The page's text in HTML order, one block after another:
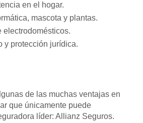
en el hogar.
mascota y plantas.
electrodomésticos.
y protección jurídica.
de las muchas ventajas en
que únicamente puede
líder: Allianz Seguros.